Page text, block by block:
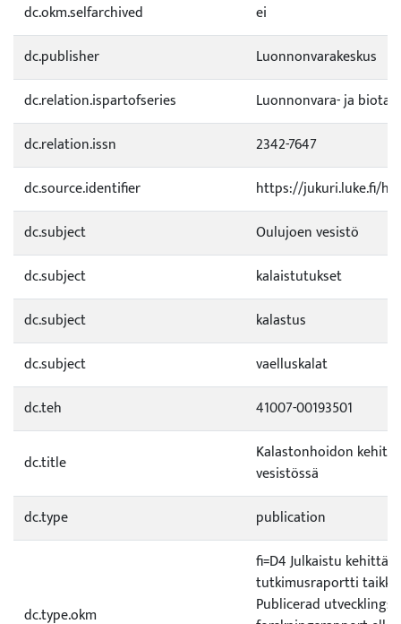
dc.okm.selfarchived
ei
dc.publisher
Luonnonvarakeskus
dc.relation.ispartofseries
Luonnonvara- ja
dc.relation.issn
2342-7647
dc.source.identifier
https://jukuri.luke.fi/
dc.subject
Oulujoen vesistö
dc.subject
kalaistutukset
dc.subject
kalastus
dc.subject
vaelluskalat
dc.teh
41007-00193501
dc.title
Kalastonhoidon
vesistössä
dc.type
publication
dc.type.okm
fi=D4 Julkaistu
tutkimusraportti taikka
Publicerad utvecklings